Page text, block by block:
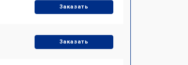
Заказать
Заказать